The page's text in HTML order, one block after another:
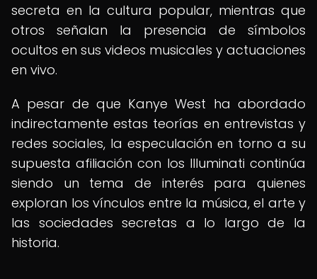
secreta en la cultura popular, mientras que
otros señalan la presencia de símbolos
ocultos en sus videos musicales y actuaciones
en vivo.
A pesar de que Kanye West ha abordado
indirectamente estas teorías en entrevistas y
redes sociales, la especulación en torno a su
supuesta afiliación con los Illuminati continúa
siendo un tema de interés para quienes
exploran los vínculos entre la música, el arte y
las sociedades secretas a lo largo de la
historia.